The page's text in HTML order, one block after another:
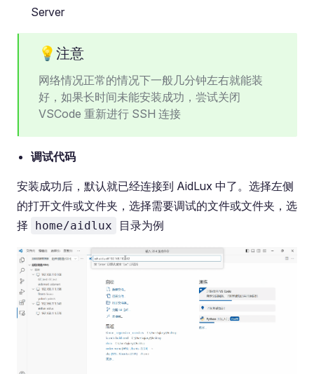
Server
💡注意
网络情况正常的情况下一般几分钟左右就能装
好，如果长时间未能安装成功，尝试关闭
VSCode 重新进行 SSH 连接
调试代码
安装成功后，默认就已经连接到 AidLux 中了。选择左侧
的打开文件或文件夹，选择需要调试的文件或文件夹，选
择
home/aidlux 目录为例